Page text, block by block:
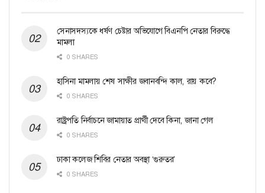
সেনাসদস্যকে ধর্ষণ চেষ্টার অভিযোগে বিএনপি নেতার বিরুদ্ধে
মামলা
0 SHARES
হাসিনা মামলায় শেষ সাক্ষীর জবানবন্দি কাল, রায় কবে?
0 SHARES
রাষ্ট্রপতি নির্বাচনে জামায়াত প্রার্থী দেবে কিনা, জানা গেল
0 SHARES
ঢাকা কলেজ শিবির নেতার অবস্থা ‘গুরুতর’
0 SHARES